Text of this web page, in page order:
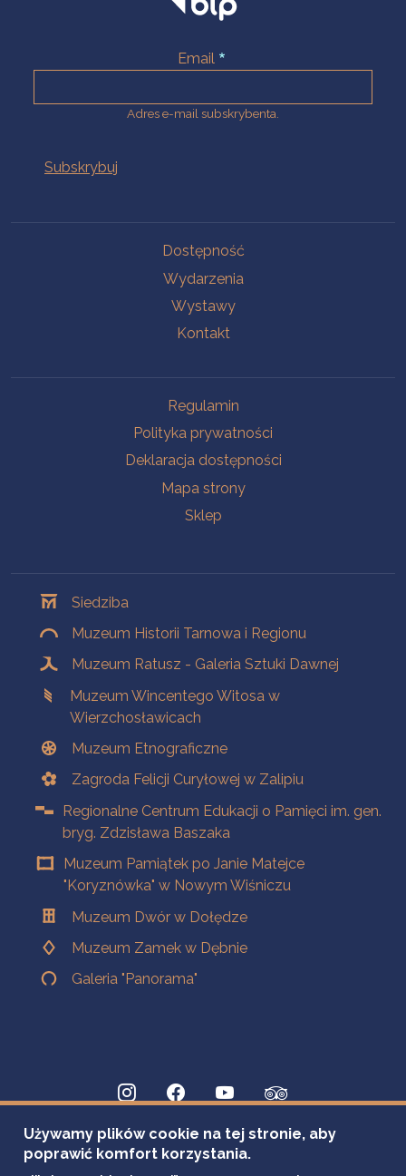
Email
Adres e-mail subskrybenta.
Dostępność
Wydarzenia
Wystawy
Kontakt
Regulamin
Polityka prywatności
Deklaracja dostępności
Mapa strony
Sklep
Siedziba
Muzeum Historii Tarnowa i Regionu
Muzeum Ratusz - Galeria Sztuki Dawnej
Muzeum Wincentego Witosa w
Wierzchosławicach
Muzeum Etnograficzne
Zagroda Felicji Curyłowej w Zalipiu
Regionalne Centrum Edukacji o Pamięci im. gen.
bryg. Zdzisława Baszaka
Muzeum Pamiątek po Janie Matejce
"Koryznówka" w Nowym Wiśniczu
Muzeum Dwór w Dołędze
Muzeum Zamek w Dębnie
Galeria "Panorama"
Używamy plików cookie na tej stronie, aby
poprawić komfort korzystania.